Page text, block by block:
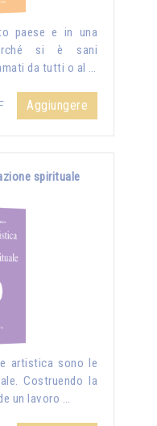
paese e in una
si è sani
da tutti o al …
Aggiungere
spirituale
artistica sono le
Costruendo la
un lavoro …